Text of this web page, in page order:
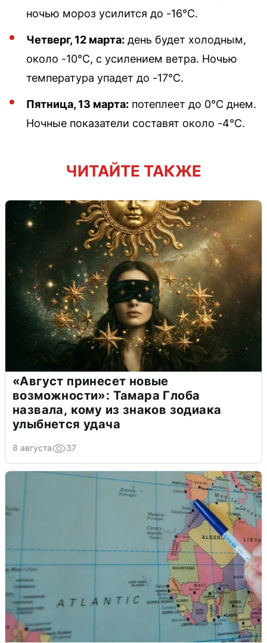
ночью мороз усилится до -16°C.
Четверг, 12 марта: день будет холодным,
около -10°C, с усилением ветра. Ночью
температура упадет до -17°C.
Пятница, 13 марта: потеплеет до 0°C днем.
Ночные показатели составят около -4°C.
ЧИТАЙТЕ ТАКЖЕ
«Август принесет новые
возможности»: Тамара Глоба
назвала, кому из знаков зодиака
улыбнется удача
8 августа 37